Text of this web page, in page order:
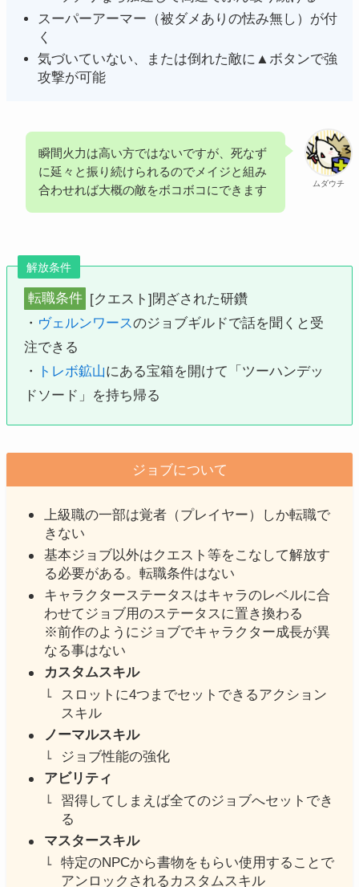
スーパーアーマー（被ダメありの怯み無し）が付
く
気づいていない、または倒れた敵に▲ボタンで強
攻撃が可能
ムダウチ
瞬間火力は高い方ではないですが、死なず
に延々と振り続けられるのでメイジと組み
合わせれば大概の敵をボコボコにできます
解放条件
転職条件 [クエスト]閉ざされた研鑽
・ ヴェルンワースのジョブギルドで話を聞くと受
注できる
・
トレボ鉱山にある宝箱を開けて「ツーハンデッ
ドソード」を持ち帰る
ジョブについて
上級職の一部は覚者（プレイヤー）しか転職で
きない
基本ジョブ以外はクエスト等をこなして解放す
る必要がある。転職条件はない
キャラクターステータスはキャラのレベルに合
わせてジョブ用のステータスに置き換わる
※前作のようにジョブでキャラクター成長が異
なる事はない
カスタムスキル
スロットに4つまでセットできるアクション
スキル
ノーマルスキル
ジョブ性能の強化
アビリティ
習得してしまえば全てのジョブへセットでき
る
マスタースキル
特定のNPCから書物をもらい使用することで
アンロックされるカスタムスキル